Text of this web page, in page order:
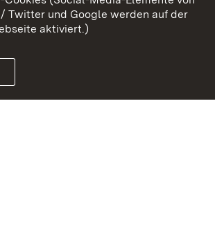
Twitter und Google werden auf der
aktiviert.)